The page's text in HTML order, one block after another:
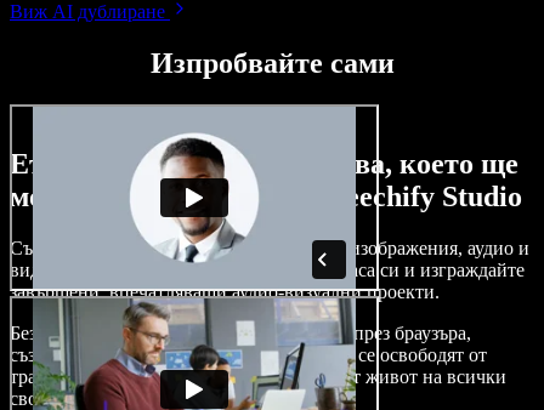
Виж AI дублиране
Изпробвайте сами
Ето само малка част от това, което ще
можете да правите със Speechify Studio
Създавайте дублажи, добавяйте стокови изображения, аудио и
видео без авторски права, клонирайте гласа си и изграждайте
завършени, впечатляващи аудио-визуални проекти.
Без крива на обучение и с достъп изцяло през браузъра,
създателите на съдържание вече могат да се освободят от
традиционните ограничения и да вдъхнат живот на всички
свои креативни идеи.